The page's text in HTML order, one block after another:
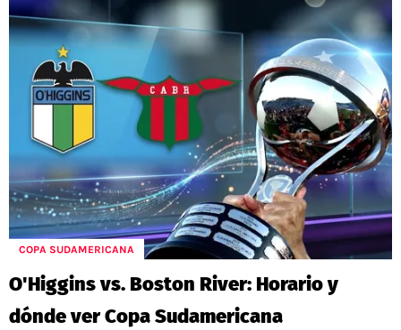
COPA SUDAMERICANA
O'Higgins vs. Boston River: Horario y
dónde ver Copa Sudamericana